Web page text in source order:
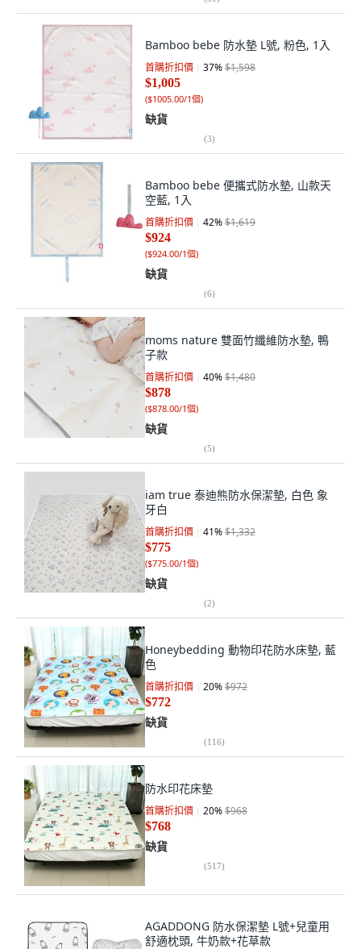
Bamboo bebe 防水墊 L號, 粉色, 1入
首購折扣價 37%$1,598
$1,005
($1005.00/1個)
缺貨
(3)
Bamboo bebe 便攜式防水墊, 山款天
空藍, 1入
首購折扣價 42%$1,619
$924
($924.00/1個)
缺貨
(6)
moms nature 雙面竹纖維防水墊, 鴨
子款
首購折扣價 40%$1,480
$878
($878.00/1個)
缺貨
(5)
iam true 泰迪熊防水保潔墊, 白色 象
牙白
首購折扣價 41%$1,332
$775
($775.00/1個)
缺貨
(2)
Honeybedding 動物印花防水床墊, 藍
色
首購折扣價 20%$972
$772
缺貨
(116)
防水印花床墊
首購折扣價 20%$968
$768
缺貨
(517)
AGADDONG 防水保潔墊 L號+兒童用
舒適枕頭, 牛奶款+花草款